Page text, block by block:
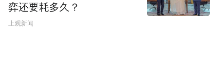
弈还要耗多久？
上观新闻